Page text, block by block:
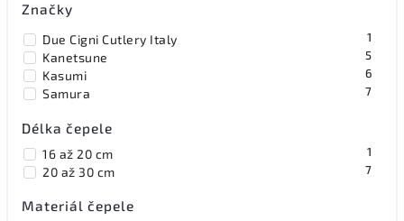
Značky
Due Cigni Cutlery Italy 1
Kanetsune 5
Kasumi 6
Samura 7
Délka čepele
16 až 20 cm 1
20 až 30 cm 7
Materiál čepele